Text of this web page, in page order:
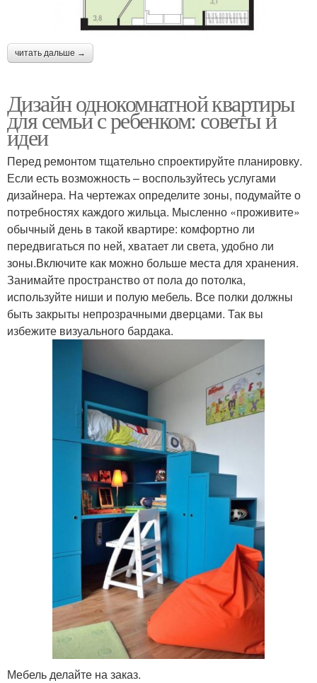
читать дальше →
Дизайн однокомнатной квартиры
для семьи с ребенком: советы и
идеи
Перед ремонтом тщательно спроектируйте планировку.
Если есть возможность – воспользуйтесь услугами
дизайнера. На чертежах определите зоны, подумайте о
потребностях каждого жильца. Мысленно «проживите»
обычный день в такой квартире: комфортно ли
передвигаться по ней, хватает ли света, удобно ли
зоны.Включите как можно больше места для хранения.
Занимайте пространство от пола до потолка,
используйте ниши и полую мебель. Все полки должны
быть закрыты непрозрачными дверцами. Так вы
избежите визуального бардака.
Мебель делайте на заказ.